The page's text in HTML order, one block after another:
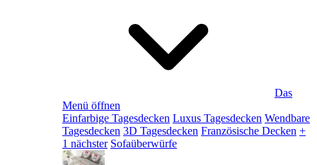
Das
Menü öffnen
Einfarbige Tagesdecken Luxus Tagesdecken Wendbare
Tagesdecken 3D Tagesdecken Französische Decken +
1 nächster Sofaüberwürfe